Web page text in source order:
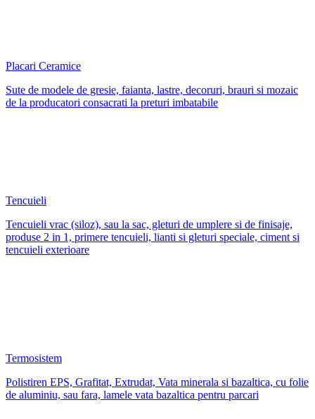
Placari Ceramice
Sute de modele de gresie, faianta, lastre, decoruri, brauri si mozaic
de la producatori consacrati la preturi imbatabile
Tencuieli
Tencuieli vrac (siloz), sau la sac, gleturi de umplere si de finisaje,
produse 2 in 1, primere tencuieli, lianti si gleturi speciale, ciment si
tencuieli exterioare
Termosistem
Polistiren EPS, Grafitat, Extrudat, Vata minerala si bazaltica, cu folie
de aluminiu, sau fara, lamele vata bazaltica pentru parcari